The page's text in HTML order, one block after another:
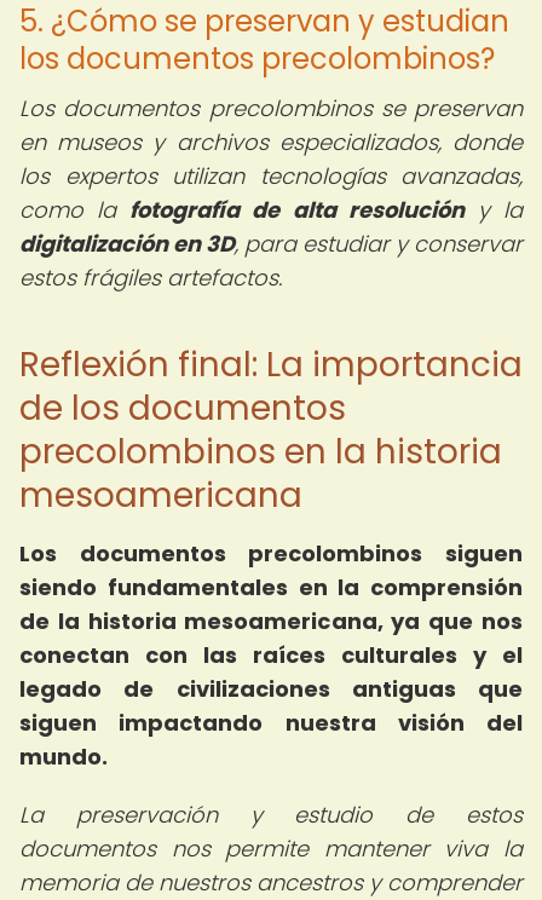
5. ¿Cómo se preservan y estudian
los documentos precolombinos?
Los documentos precolombinos se preservan
en museos y archivos especializados, donde
los expertos utilizan tecnologías avanzadas,
como la fotografía de alta resolucióny la
digitalización en 3D, para estudiar y conservar
estos frágiles artefactos.
Reflexión final: La importancia
de los documentos
precolombinos en la historia
mesoamericana
Los documentos precolombinos siguen
siendo fundamentales en la comprensión
de la historia mesoamericana, ya que nos
conectan con las raíces culturales y el
legado de civilizaciones antiguas que
siguen impactando nuestra visión del
mundo.
La preservación y estudio de estos
documentos nos permite mantener viva la
memoria de nuestros ancestros y comprender